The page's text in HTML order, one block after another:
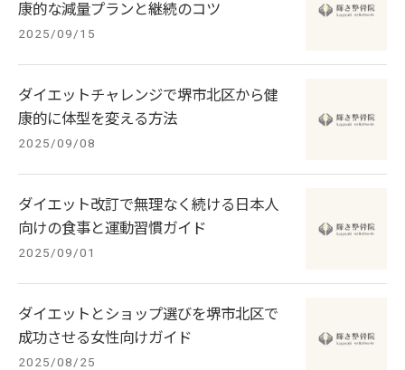
康的な減量プランと継続のコツ
2025/09/15
ダイエットチャレンジで堺市北区から健
康的に体型を変える方法
2025/09/08
ダイエット改訂で無理なく続ける日本人
向けの食事と運動習慣ガイド
2025/09/01
ダイエットとショップ選びを堺市北区で
成功させる女性向けガイド
2025/08/25